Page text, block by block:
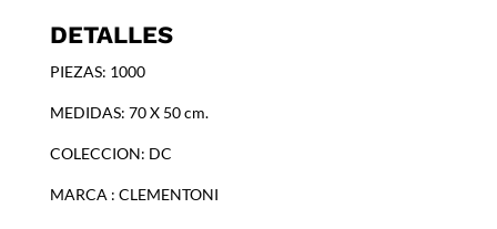
DETALLES
PIEZAS: 1000
MEDIDAS: 70 X 50 cm.
COLECCION: DC
MARCA : CLEMENTONI